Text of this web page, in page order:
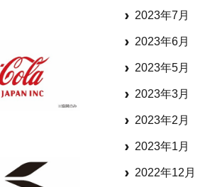
2023年7月
2023年6月
2023年5月
2023年3月
2023年2月
2023年1月
2022年12月